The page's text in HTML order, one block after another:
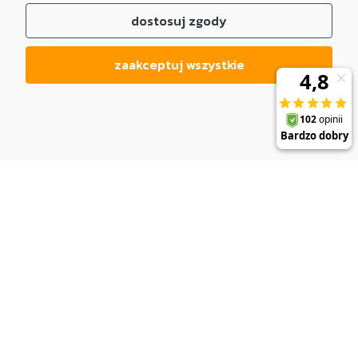
dostosuj zgody
zaakceptuj wszystkie